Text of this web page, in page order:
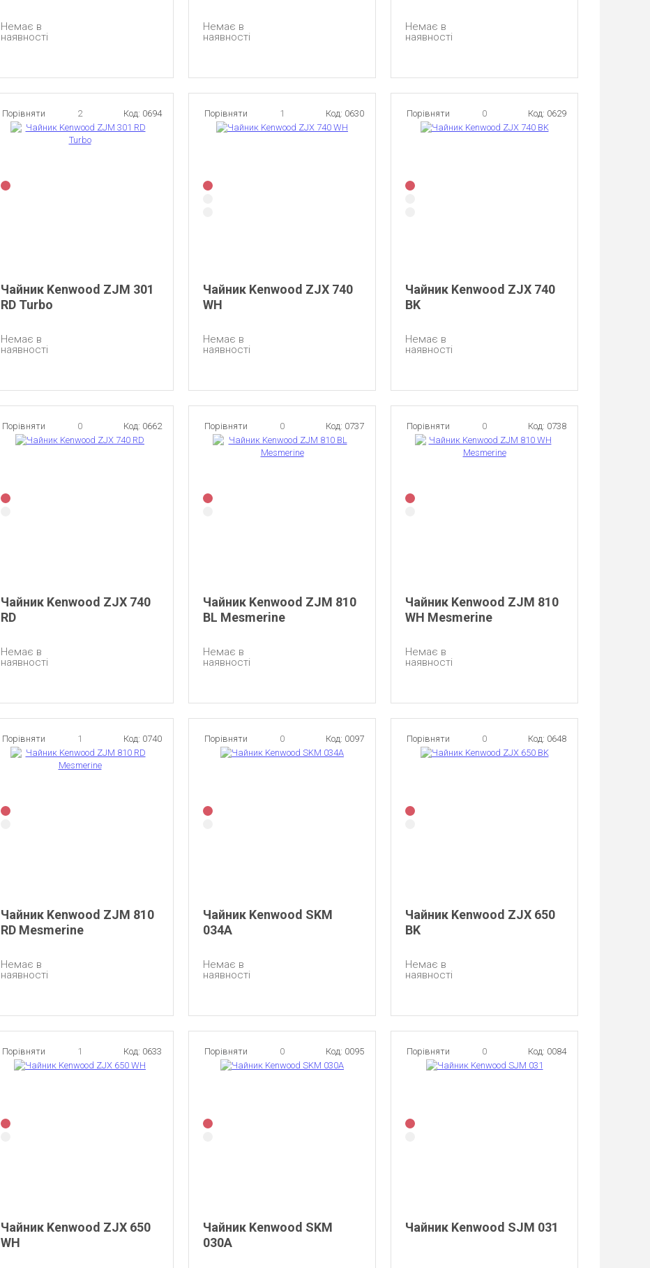
Немає в
наявності
Немає в
наявності
Немає в
наявності
2
Порівняти
Чайник Kenwood ZJM 301
RD Turbo
Код: 0694
Немає в
наявності
1
Порівняти
Чайник Kenwood ZJX 740
WH
Код: 0630
Немає в
наявності
0
Порівняти
Чайник Kenwood ZJX 740
BK
Код: 0629
Немає в
наявності
0
Порівняти
Чайник Kenwood ZJX 740
RD
Код: 0662
Немає в
наявності
0
Порівняти
Чайник Kenwood ZJM 810
BL Mesmerine
Код: 0737
Немає в
наявності
0
Порівняти
Чайник Kenwood ZJM 810
WH Mesmerine
Код: 0738
Немає в
наявності
1
Порівняти
Чайник Kenwood ZJM 810
RD Mesmerine
Код: 0740
Немає в
наявності
0
Порівняти
Чайник Kenwood SKM
034A
Код: 0097
Немає в
наявності
0
Порівняти
Чайник Kenwood ZJX 650
BK
Код: 0648
Немає в
наявності
1
Порівняти
Чайник Kenwood ZJX 650
WH
Код: 0633 0
Порівняти
Чайник Kenwood SKM
030A
Код: 0095 0
Порівняти
Чайник Kenwood SJM 031
Код: 0084